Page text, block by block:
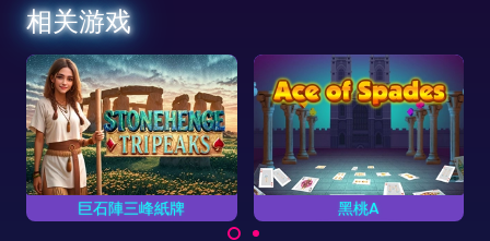
相关游戏
陣三峰紙牌